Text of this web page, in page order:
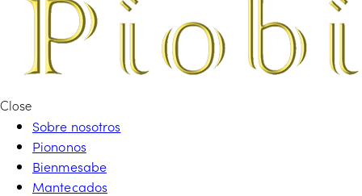
Close
Sobre nosotros
Piononos
Bienmesabe
Mantecados